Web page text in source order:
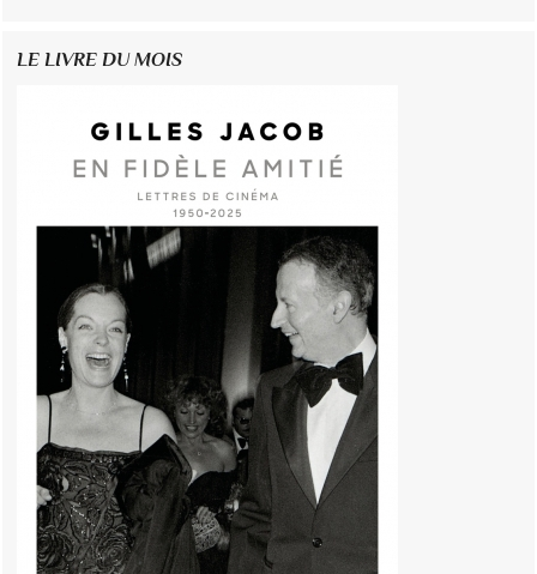
LE LIVRE DU MOIS